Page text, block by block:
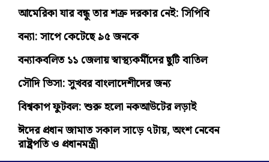
আমেরিকা যার বন্ধু তার শত্রু দরকার নেই: সিপিবি
বন্যা: সাপে কেটেছে ৯৫ জনকে
বন্যাকবলিত ১১ জেলায় স্বাস্থ্যকর্মীদের ছুটি বাতিল
সৌদি ভিসা: সুখবর বাংলাদেশীদের জন্য
বিশ্বকাপ ফুটবল: শুরু হলো নকআউটের লড়াই
ঈদের প্রধান জামাত সকাল সাড়ে ৭টায়, অংশ নেবেন
রাষ্ট্রপতি ও প্রধানমন্ত্রী